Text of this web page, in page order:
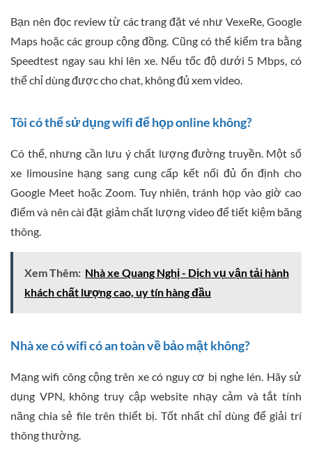
Bạn nên đọc review từ các trang đặt vé như VexeRe, Google
Maps hoặc các group cộng đồng. Cũng có thể kiểm tra bằng
Speedtest ngay sau khi lên xe. Nếu tốc độ dưới 5 Mbps, có
thể chỉ dùng được cho chat, không đủ xem video.
Tôi có thể sử dụng wifi để họp online không?
Có thể, nhưng cần lưu ý chất lượng đường truyền. Một số
xe limousine hạng sang cung cấp kết nối đủ ổn định cho
Google Meet hoặc Zoom. Tuy nhiên, tránh họp vào giờ cao
điểm và nên cài đặt giảm chất lượng video để tiết kiệm băng
thông.
Xem Thêm: Nhà xe Quang Nghị - Dịch vụ vận tải hành
khách chất lượng cao, uy tín hàng đầu
Nhà xe có wifi có an toàn về bảo mật không?
Mạng wifi công cộng trên xe có nguy cơ bị nghe lén. Hãy sử
dụng VPN, không truy cập website nhạy cảm và tắt tính
năng chia sẻ file trên thiết bị. Tốt nhất chỉ dùng để giải trí
thông thường.